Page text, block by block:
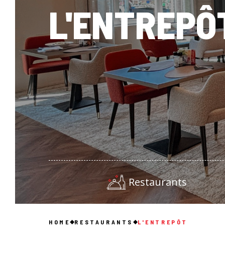
Restaurants
HOME RESTAURANTS L'ENTREPÔT